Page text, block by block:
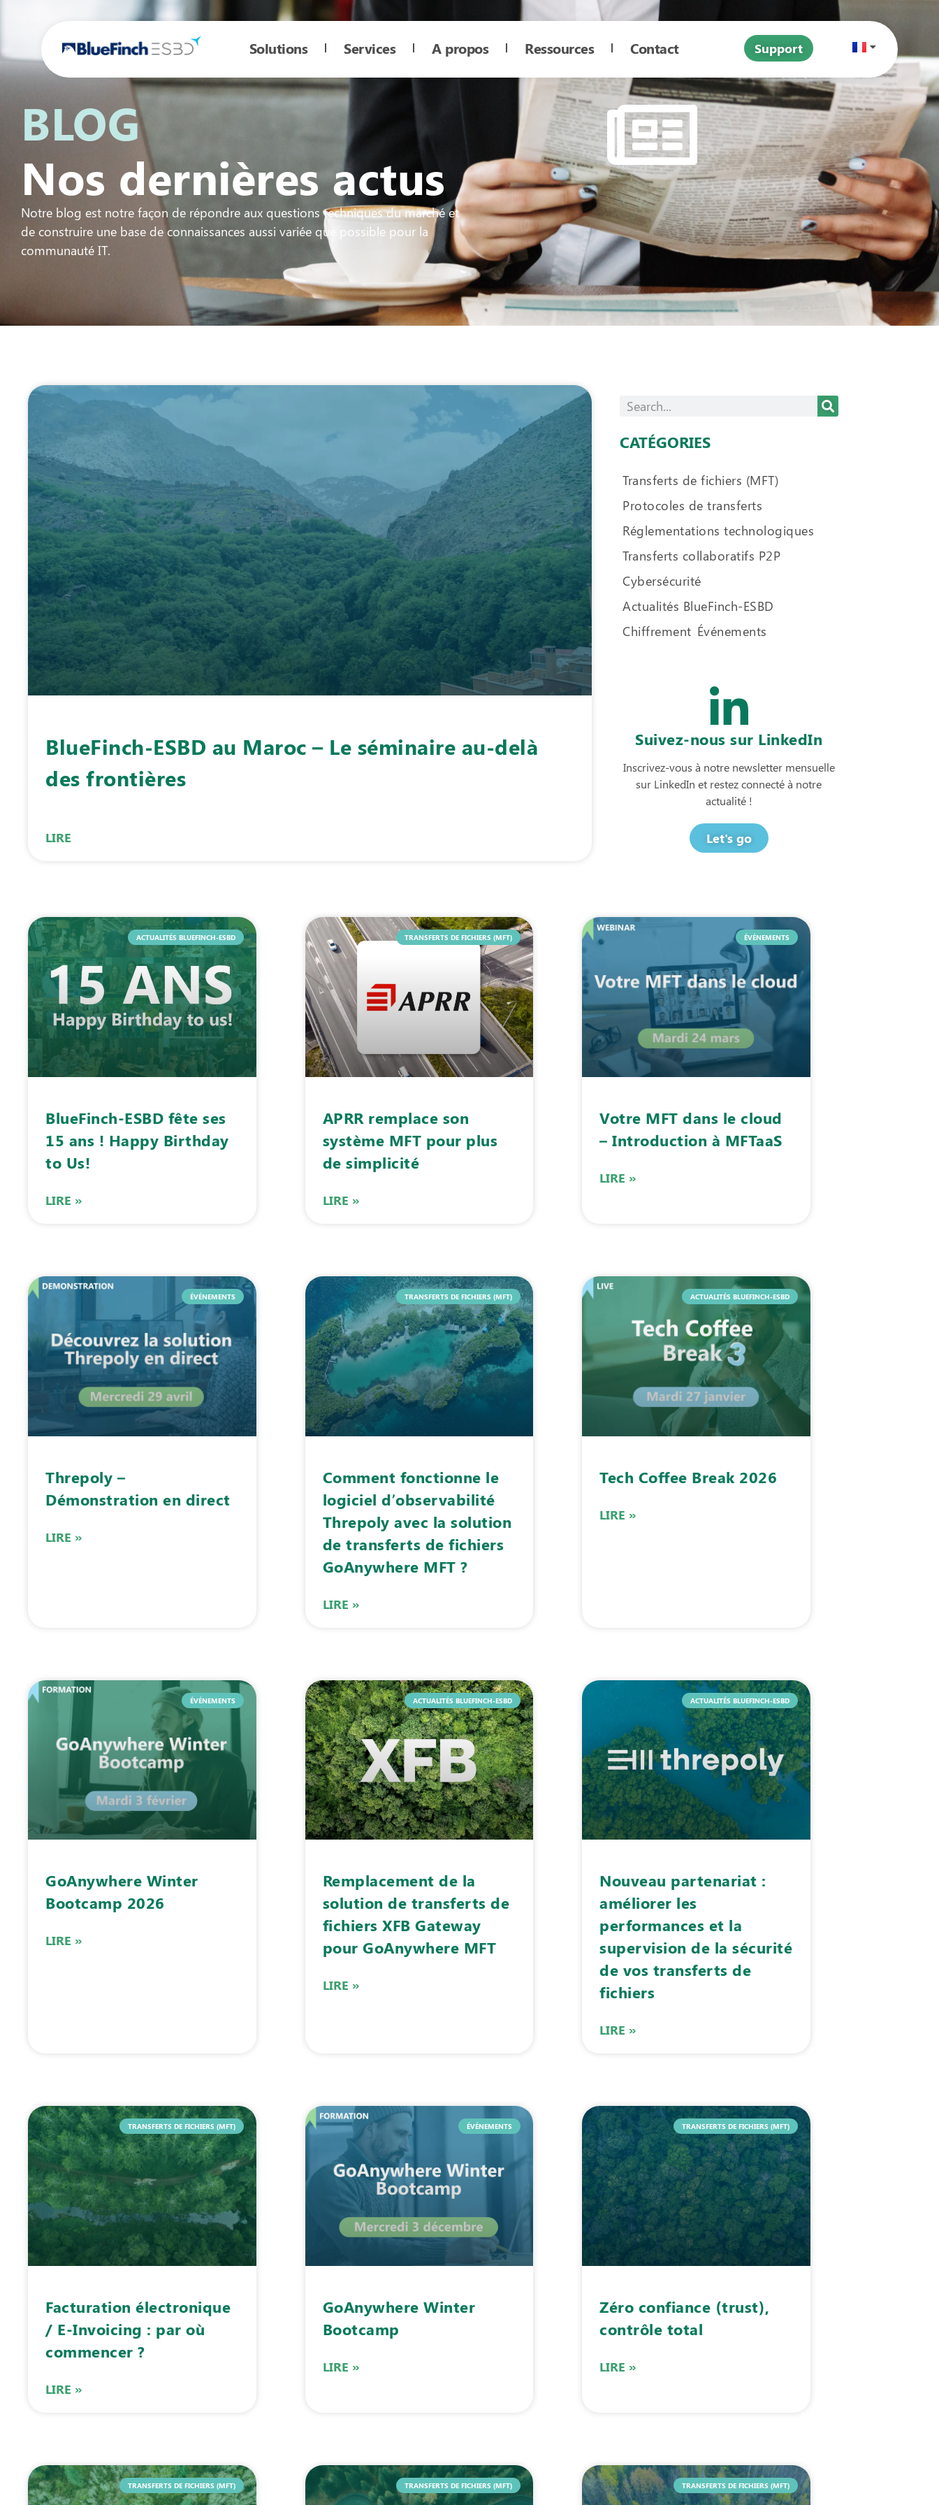
Solutions Services A propos Ressources Contact Support
BLOG
Nos dernières actus
Notre blog est notre façon de répondre aux questions techniques du marché et
de construire une base de connaissances aussi variée que possible pour la
communauté IT.
BlueFinch-ESBD au Maroc – Le séminaire au-delà
des frontières
LIRE
CATÉGORIES
Transferts de fichiers (MFT)
Protocoles de transferts
Réglementations technologiques
Transferts collaboratifs P2P
Cybersécurité
Actualités BlueFinch-ESBD
Chiffrement Événements
Suivez-nous sur LinkedIn
Inscrivez-vous à notre newsletter mensuelle
sur LinkedIn et restez connecté à notre
actualité !
Let's go
ACTUALITÉS BLUEFINCH-ESBD
BlueFinch-ESBD fête ses
15 ans ! Happy Birthday
to Us!
LIRE »
TRANSFERTS DE FICHIERS (MFT)
APRR remplace son
système MFT pour plus
de simplicité
LIRE »
ÉVÉNEMENTS
Votre MFT dans le cloud
– Introduction à MFTaaS
LIRE »
ÉVÉNEMENTS
Threpoly –
Démonstration en direct
LIRE »
TRANSFERTS DE FICHIERS (MFT)
Comment fonctionne le
logiciel d’observabilité
Threpoly avec la solution
de transferts de fichiers
GoAnywhere MFT ?
LIRE »
ACTUALITÉS BLUEFINCH-ESBD
Tech Coffee Break 2026
LIRE »
ÉVÉNEMENTS
GoAnywhere Winter
Bootcamp 2026
LIRE »
ACTUALITÉS BLUEFINCH-ESBD
Remplacement de la
solution de transferts de
fichiers XFB Gateway
pour GoAnywhere MFT
LIRE »
ACTUALITÉS BLUEFINCH-ESBD
Nouveau partenariat :
améliorer les
performances et la
supervision de la sécurité
de vos transferts de
fichiers
LIRE »
TRANSFERTS DE FICHIERS (MFT)
Facturation électronique
/ E-Invoicing : par où
commencer ?
LIRE »
ÉVÉNEMENTS
GoAnywhere Winter
Bootcamp
LIRE »
TRANSFERTS DE FICHIERS (MFT)
Zéro confiance (trust),
contrôle total
LIRE »
TRANSFERTS DE FICHIERS (MFT) TRANSFERTS DE FICHIERS (MFT) TRANSFERTS DE FICHIERS (MFT)